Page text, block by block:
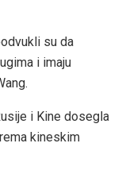
su da
i imaju
i Kine dosegla
kineskim